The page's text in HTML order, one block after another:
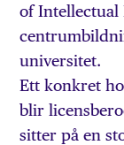
of Intellectual
universitet.
Ett konkret
blir
sitter på en